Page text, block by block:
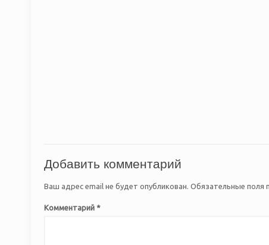
Добавить комментарий
Ваш адрес email не будет опубликован. Обязательные поля
Комментарий *